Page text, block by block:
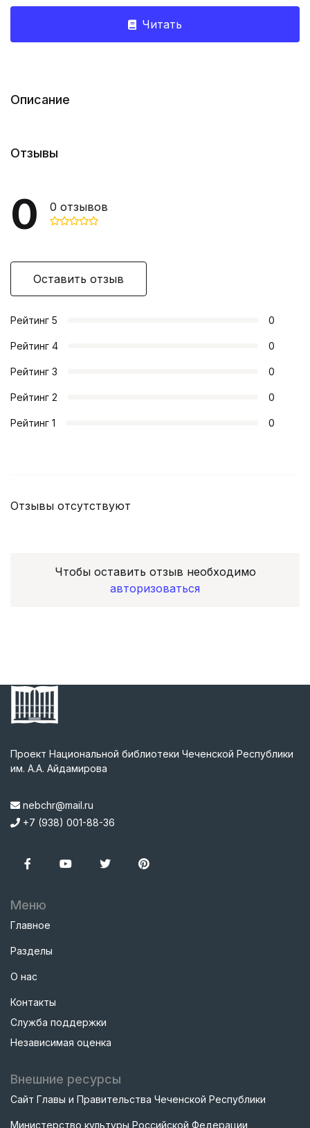
Читать
Описание
Отзывы
0 0 отзывов
Оставить отзыв
Рейтинг 5 0
Рейтинг 4 0
Рейтинг 3 0
Рейтинг 2 0
Рейтинг 1 0
Отзывы отсутствуют
Чтобы оставить отзыв необходимо
авторизоваться
Проект Национальной библиотеки Чеченской Республики
им. А.А. Айдамирова
nebchr@mail.ru
+7 (938) 001-88-36
Меню
Главное
Разделы
О нас
Контакты
Служба поддержки
Независимая оценка
Внешние ресурсы
Сайт Главы и Правительства Чеченской Республики
Министерство культуры Российской Федерации